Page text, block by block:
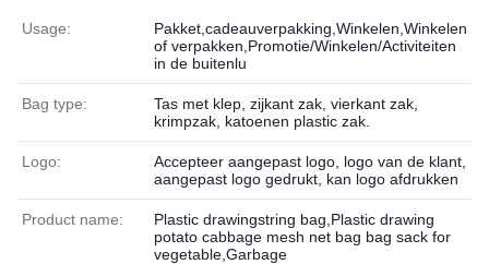
Usage:
Pakket,cadeauverpakking,Winkelen,Winkelen
of verpakken,Promotie/Winkelen/Activiteiten
in de buitenlu
Bag type:
Tas met klep, zijkant zak, vierkant zak,
krimpzak, katoenen plastic zak.
Logo:
Accepteer aangepast logo, logo van de klant,
aangepast logo gedrukt, kan logo afdrukken
Product name:
Plastic drawingstring bag,Plastic drawing
potato cabbage mesh net bag bag sack for
vegetable,Garbage